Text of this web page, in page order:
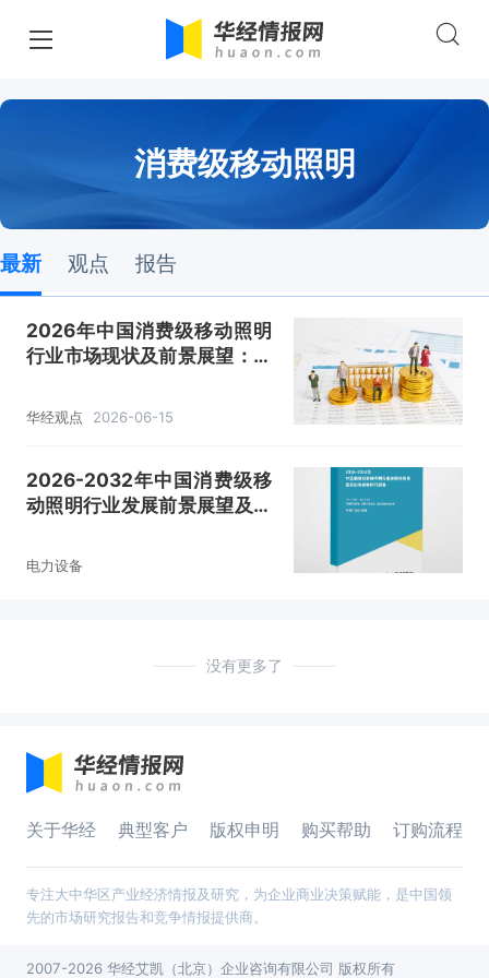
消费级移动照明
最新 观点 报告
2026年中国消费级移动照明
行业市场现状及前景展望：消
成是主要趋势「图」
华经观点 2026-06-15
2026-2032年中国消费级移
动照明行业发展前景展望及投
电力设备
没有更多了
关于华经 典型客户 版权申明 购买帮助 订购流程
专注大中华区产业经济情报及研究，为企业商业决策赋能，是中国领
先的市场研究报告和竞争情报提供商。
2007-2026 华经艾凯（北京）企业咨询有限公司 版权所有